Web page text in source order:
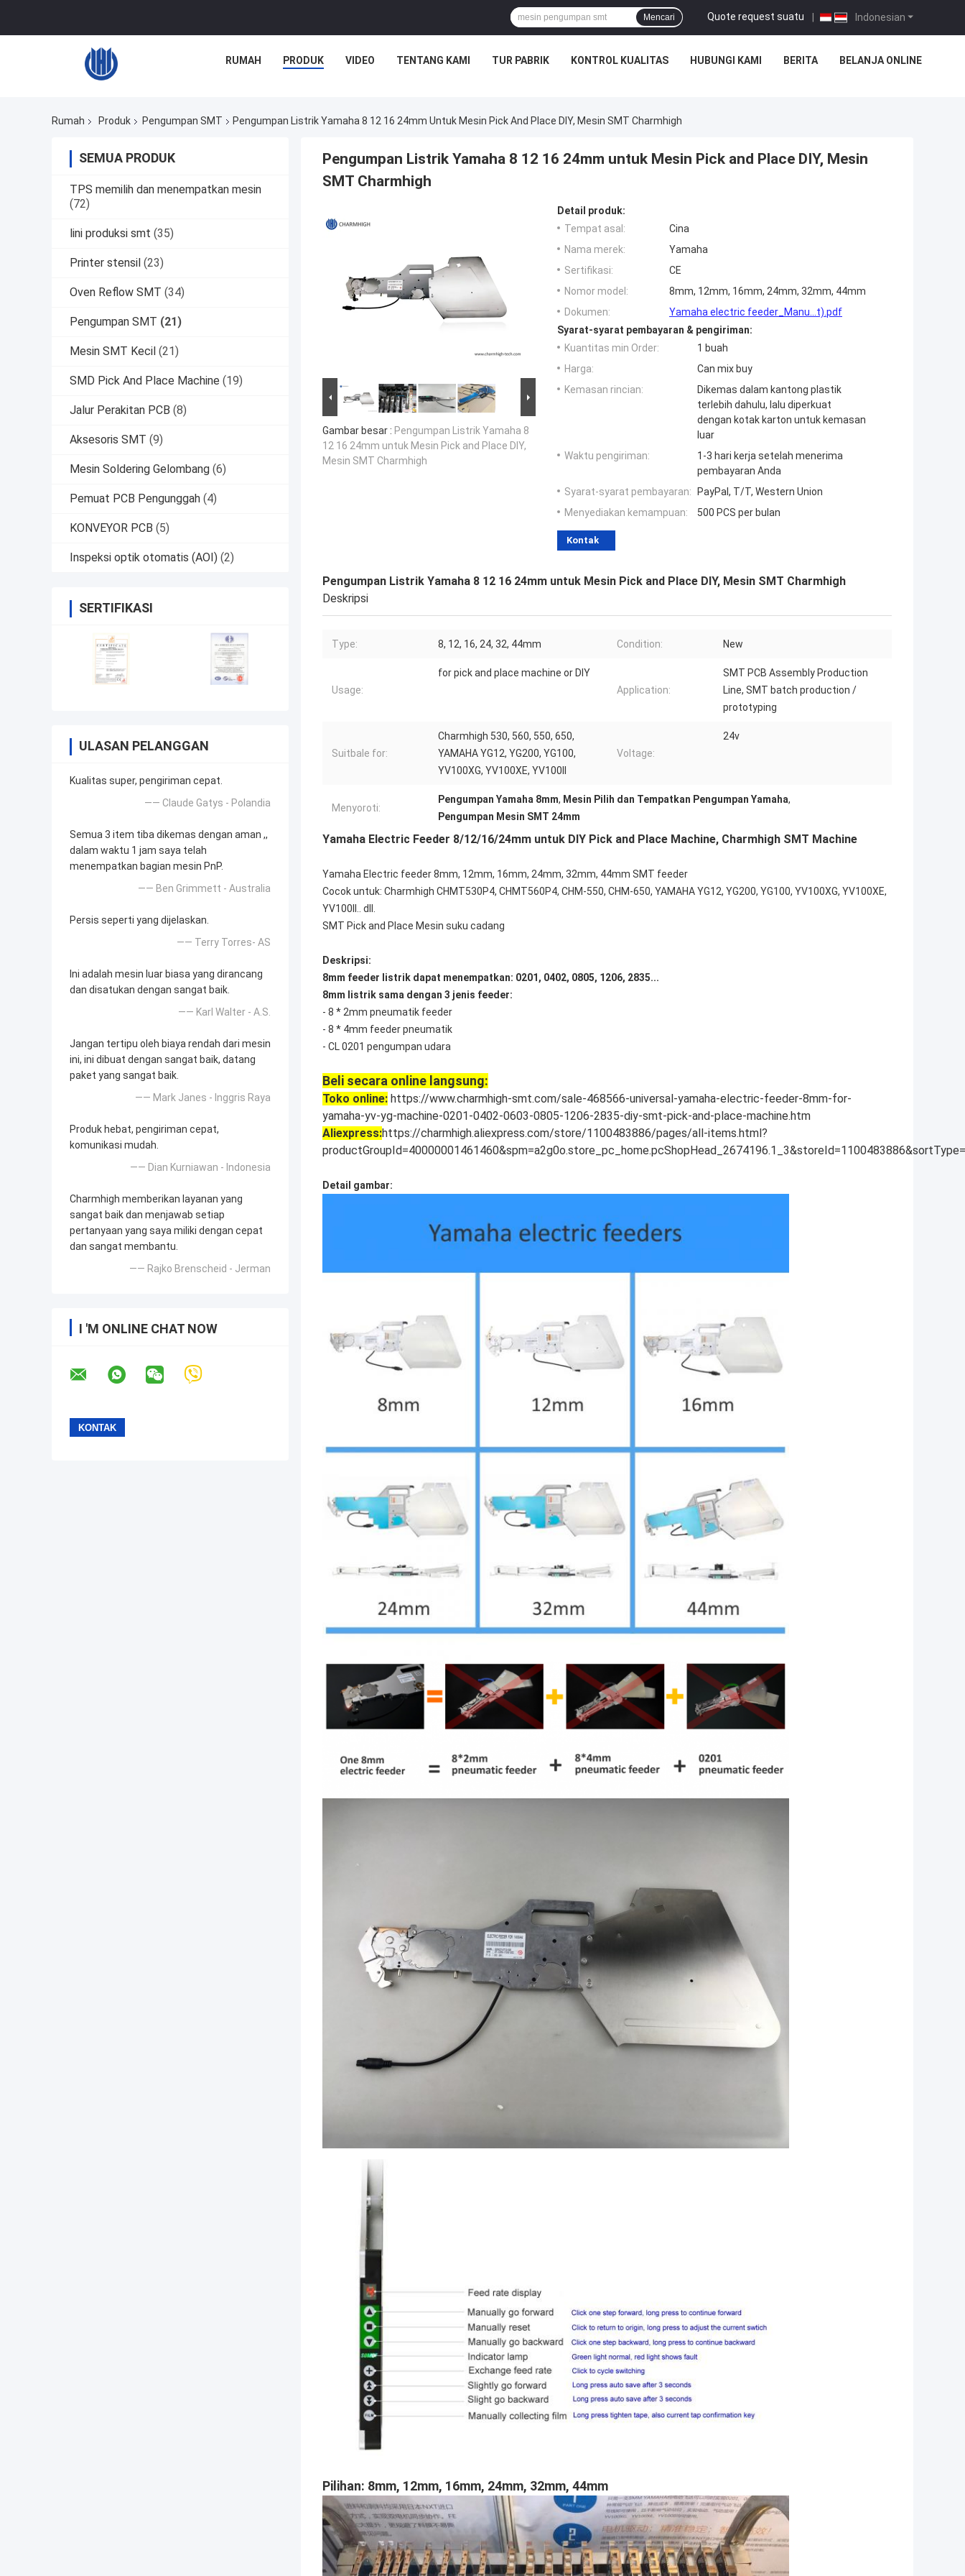
Indonesian
Quote request suatu |
Mencari
RUMAH PRODUK VIDEO TENTANG KAMI TUR PABRIK KONTROL KUALITAS HUBUNGI KAMI BERITA BELANJA ONLINE
Rumah Produk Pengumpan SMT Pengumpan Listrik Yamaha 8 12 16 24mm Untuk Mesin Pick And Place DIY, Mesin SMT Charmhigh
SEMUA PRODUK
TPS memilih dan menempatkan mesin
(72)
lini produksi smt (35)
Printer stensil (23)
Oven Reflow SMT (34)
Pengumpan SMT (21)
Mesin SMT Kecil (21)
SMD Pick And Place Machine (19)
Jalur Perakitan PCB (8)
Aksesoris SMT (9)
Mesin Soldering Gelombang (6)
Pemuat PCB Pengunggah (4)
KONVEYOR PCB (5)
Inspeksi optik otomatis (AOI) (2)
SERTIFIKASI
ULASAN PELANGGAN
Kualitas super, pengiriman cepat.
—— Claude Gatys - Polandia
Semua 3 item tiba dikemas dengan aman ,,
dalam waktu 1 jam saya telah
menempatkan bagian mesin PnP.
—— Ben Grimmett - Australia
Persis seperti yang dijelaskan.
—— Terry Torres- AS
Ini adalah mesin luar biasa yang dirancang
dan disatukan dengan sangat baik.
—— Karl Walter - A.S.
Jangan tertipu oleh biaya rendah dari mesin
ini, ini dibuat dengan sangat baik, datang
paket yang sangat baik.
—— Mark Janes - Inggris Raya
Produk hebat, pengiriman cepat,
komunikasi mudah.
—— Dian Kurniawan - Indonesia
Charmhigh memberikan layanan yang
sangat baik dan menjawab setiap
pertanyaan yang saya miliki dengan cepat
dan sangat membantu.
—— Rajko Brenscheid - Jerman
I 'M ONLINE CHAT NOW
Pengumpan Listrik Yamaha 8 12 16 24mm untuk Mesin Pick and Place DIY, Mesin
SMT Charmhigh
Gambar besar : Pengumpan Listrik Yamaha 8
12 16 24mm untuk Mesin Pick and Place DIY,
Mesin SMT Charmhigh
Detail produk:
Tempat asal:
Cina
Nama merek:
Yamaha
Sertifikasi:
CE
Nomor model:
8mm, 12mm, 16mm, 24mm, 32mm, 44mm
Dokumen:
Yamaha electric feeder_Manu...t).pdf
Syarat-syarat pembayaran & pengiriman:
Kuantitas min Order:
1 buah
Harga:
Can mix buy
Kemasan rincian:
Dikemas dalam kantong plastik
terlebih dahulu, lalu diperkuat
dengan kotak karton untuk kemasan
luar
Waktu pengiriman:
1-3 hari kerja setelah menerima
pembayaran Anda
Syarat-syarat pembayaran:
PayPal, T/T, Western Union
Menyediakan kemampuan:
500 PCS per bulan
Kontak
Pengumpan Listrik Yamaha 8 12 16 24mm untuk Mesin Pick and Place DIY, Mesin SMT Charmhigh
Deskripsi
Type: 8, 12, 16, 24, 32, 44mm Condition: New
Usage:
for pick and place machine or DIY
Application:
SMT PCB Assembly Production
Line, SMT batch production /
prototyping
Suitbale for:
Charmhigh 530, 560, 550, 650,
YAMAHA YG12, YG200, YG100,
YV100XG, YV100XE, YV100II
Voltage:
24v
Menyoroti:
Pengumpan Yamaha 8mm, Mesin Pilih dan Tempatkan Pengumpan Yamaha,
Pengumpan Mesin SMT 24mm
Yamaha Electric Feeder 8/12/16/24mm untuk DIY Pick and Place Machine, Charmhigh SMT Machine
Yamaha Electric feeder 8mm, 12mm, 16mm, 24mm, 32mm, 44mm SMT feeder
Cocok untuk: Charmhigh CHMT530P4, CHMT560P4, CHM-550, CHM-650, YAMAHA YG12, YG200, YG100, YV100XG, YV100XE,
YV100II.. dll.
SMT Pick and Place Mesin suku cadang
Deskripsi:
8mm feeder listrik dapat menempatkan: 0201, 0402, 0805, 1206, 2835...
8mm listrik sama dengan 3 jenis feeder:
- 8 * 2mm pneumatik feeder
- 8 * 4mm feeder pneumatik
- CL 0201 pengumpan udara
Beli secara online langsung:
Toko online: https://www.charmhigh-smt.com/sale-468566-universal-yamaha-electric-feeder-8mm-for-
yamaha-yv-yg-machine-0201-0402-0603-0805-1206-2835-diy-smt-pick-and-place-machine.htm
Aliexpress:https://charmhigh.aliexpress.com/store/1100483886/pages/all-items.html?
Detail gambar:
Pilihan: 8mm, 12mm, 16mm, 24mm, 32mm, 44mm